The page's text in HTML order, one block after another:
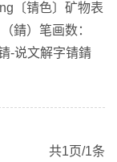
〔锖色〕矿物表
錆）笔画数：
-说文解字锖錆
共1页/1条